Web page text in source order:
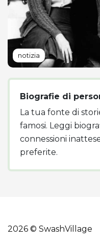
notizia
Biografie di
La tua fonte di
famosi. Leggi
connessioni
preferite.
2026 © SwashVillage